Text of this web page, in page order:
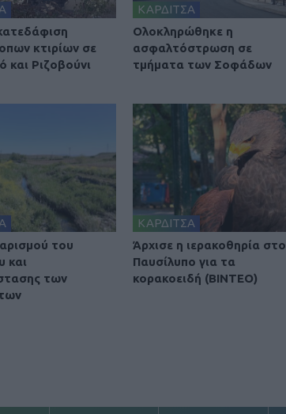
κτιρίων σε
και Ριζοβούνι
ΚΑΡΔΙΤΣΑ
Ολοκληρώθηκε η
ασφαλτόστρωση σε
τμήματα των Σοφάδων
του
και
των
ΚΑΡΔΙΤΣΑ
Άρχισε η ιερακοθηρία στο
Παυσίλυπο για τα
κορακοειδή (ΒΙΝΤΕΟ)